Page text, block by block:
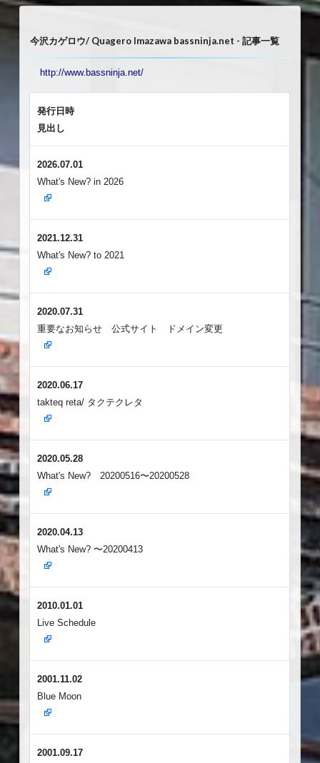
今沢カゲロウ/ Quagero Imazawa bassninja.net - 記事一覧
http://www.bassninja.net/
発行日時
見出し
2026.07.01
What's New? in 2026
2021.12.31
What's New? to 2021
2020.07.31
重要なお知らせ 公式サイト ドメイン変更
2020.06.17
takteq reta/ タクテクレタ
2020.05.28
What's New? 20200516〜20200528
2020.04.13
What's New? 〜20200413
2010.01.01
Live Schedule
2001.11.02
Blue Moon
2001.09.17